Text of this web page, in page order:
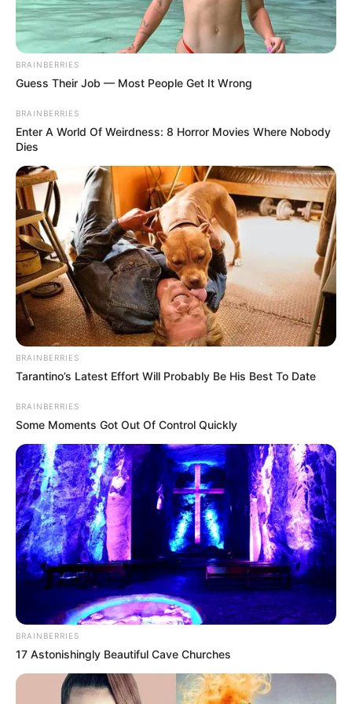
BRAINBERRIES
Guess Their Job — Most People Get It Wrong
BRAINBERRIES
Enter A World Of Weirdness: 8 Horror Movies Where Nobody
Dies
BRAINBERRIES
Tarantino’s Latest Effort Will Probably Be His Best To Date
BRAINBERRIES
Some Moments Got Out Of Control Quickly
BRAINBERRIES
17 Astonishingly Beautiful Cave Churches